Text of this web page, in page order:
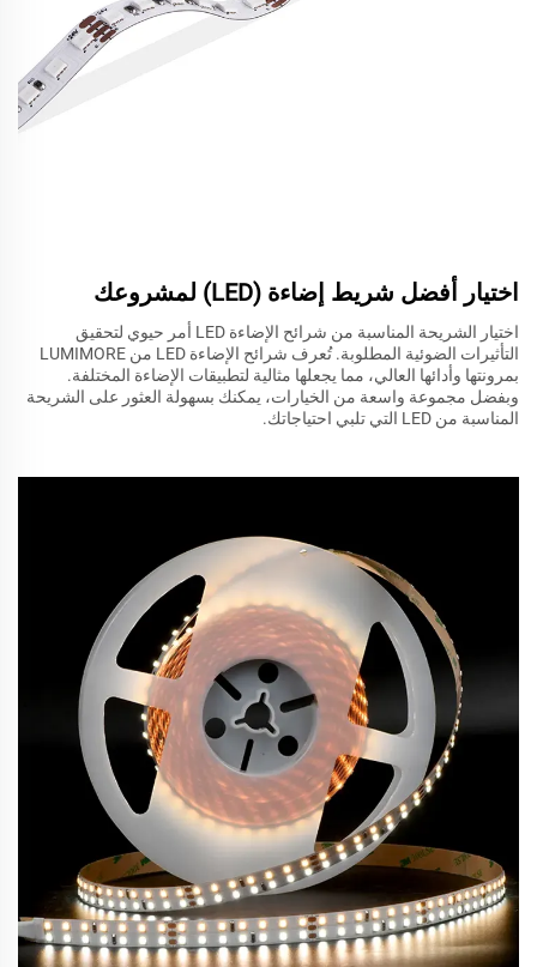
اختيار أفضل شريط إضاءة (LED) لمشروعك
اختيار الشريحة المناسبة من شرائح الإضاءة LED أمر حيوي لتحقيق
التأثيرات الضوئية المطلوبة. تُعرف شرائح الإضاءة LED من LUMIMORE
بمرونتها وأدائها العالي، مما يجعلها مثالية لتطبيقات الإضاءة المختلفة.
وبفضل مجموعة واسعة من الخيارات، يمكنك بسهولة العثور على الشريحة
المناسبة من LED التي تلبي احتياجاتك.